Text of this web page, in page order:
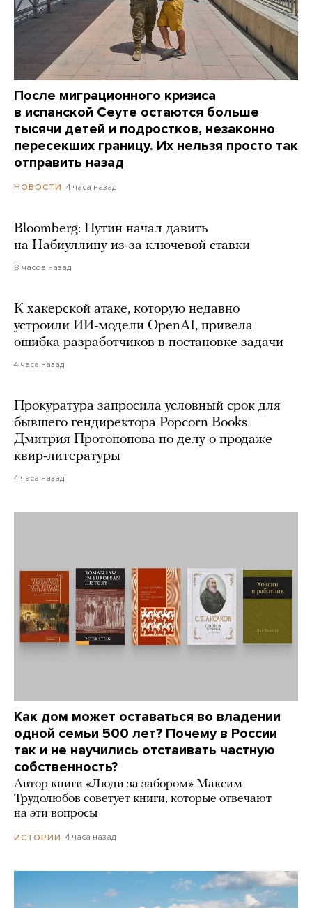
После миграционного кризиса
в испанской Сеуте остаются больше
тысячи детей и подростков, незаконно
пересекших границу. Их нельзя просто так
отправить назад
НОВОСТИ 4 часа назад
Bloomberg: Путин начал давить
на Набиуллину из-за ключевой ставки
8 часов назад
К хакерской атаке, которую недавно
устроили ИИ-модели OpenAI, привела
ошибка разработчиков в постановке задачи
4 часа назад
Прокуратура запросила условный срок для
бывшего гендиректора Popcorn Books
Дмитрия Протопопова по делу о продаже
квир-литературы
4 часа назад
Как дом может оставаться во владении
одной семьи 500 лет? Почему в России
так и не научились отстаивать частную
собственность?
Автор книги «Люди за забором» Максим
Трудолюбов советует книги, которые отвечают
на эти вопросы
ИСТОРИИ 4 часа назад